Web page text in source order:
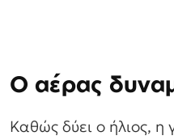
Ο αέρας
Καθώς δύει ο ήλιος,